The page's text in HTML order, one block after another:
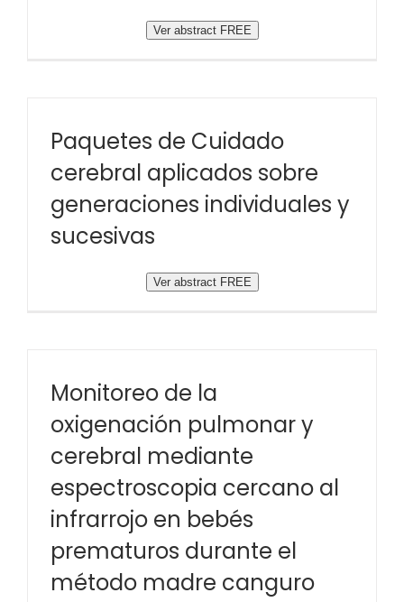
Ver abstract FREE
Paquetes de Cuidado
cerebral aplicados sobre
generaciones individuales y
sucesivas
Ver abstract FREE
Monitoreo de la
oxigenación pulmonar y
cerebral mediante
espectroscopia cercano al
infrarrojo en bebés
prematuros durante el
método madre canguro